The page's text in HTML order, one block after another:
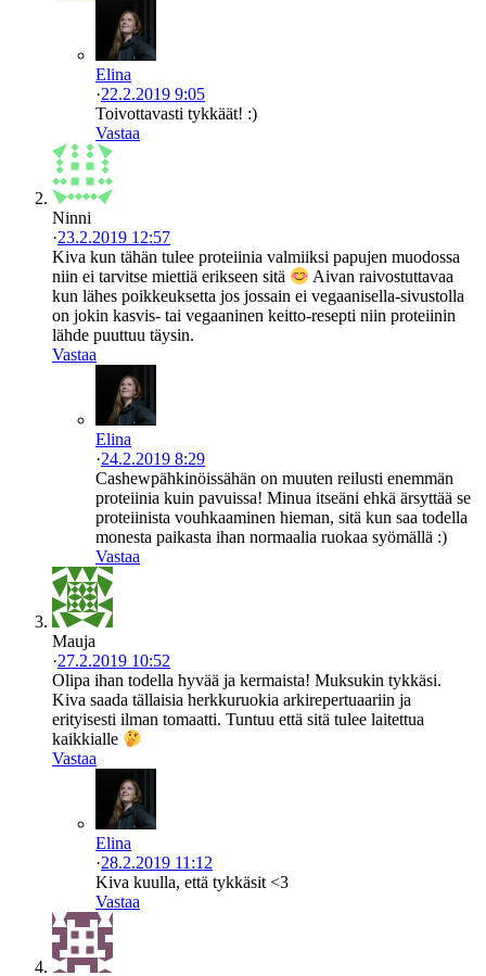
Elina
·22.2.2019 9:05
Toivottavasti tykkäät! :)
Vastaa
Ninni
·23.2.2019 12:57
Kiva kun tähän tulee proteiinia valmiiksi papujen muodossa
niin ei tarvitse miettiä erikseen sitä
Aivan raivostuttavaa
kun lähes poikkeuksetta jos jossain ei vegaanisella-sivustolla
on jokin kasvis- tai vegaaninen keitto-resepti niin proteiinin
lähde puuttuu täysin.
Vastaa
Elina
·24.2.2019 8:29
Cashewpähkinöissähän on muuten reilusti enemmän
proteiinia kuin pavuissa! Minua itseäni ehkä ärsyttää se
proteiinista vouhkaaminen hieman, sitä kun saa todella
monesta paikasta ihan normaalia ruokaa syömällä :)
Vastaa
Mauja
·27.2.2019 10:52
Olipa ihan todella hyvää ja kermaista! Muksukin tykkäsi.
Kiva saada tällaisia herkkuruokia arkirepertuaariin ja
erityisesti ilman tomaatti. Tuntuu että sitä tulee laitettua
kaikkialle
Vastaa
Elina
·28.2.2019 11:12
Kiva kuulla, että tykkäsit <3
Vastaa